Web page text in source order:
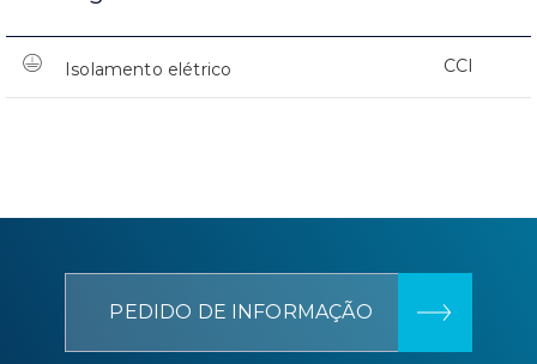
Isolamento elétrico CCI
PEDIDO DE INFORMAÇÃO